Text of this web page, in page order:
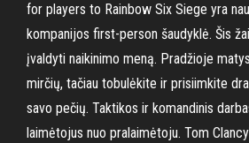
for players to Rainbow Six Siege yra
kompanijos first-person šaudyklė. Šis
įvaldyti naikinimo meną. Pradžioje
mirčių, tačiau tobulėkite ir prisiimkite
savo pečių. Taktikos ir komandinis
laimėtojus nuo pralaimėtoju. Tom